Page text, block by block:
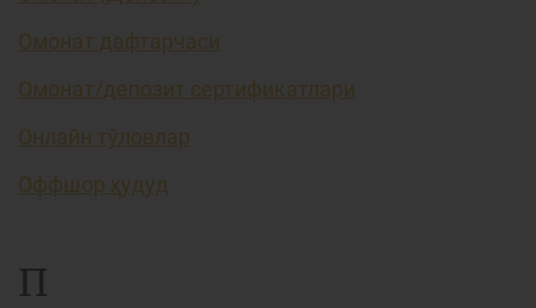
Омонат дафтарчаси
Омонат/депозит сертификатлари
Онлайн тўловлар
Оффшор ҳудуд
П